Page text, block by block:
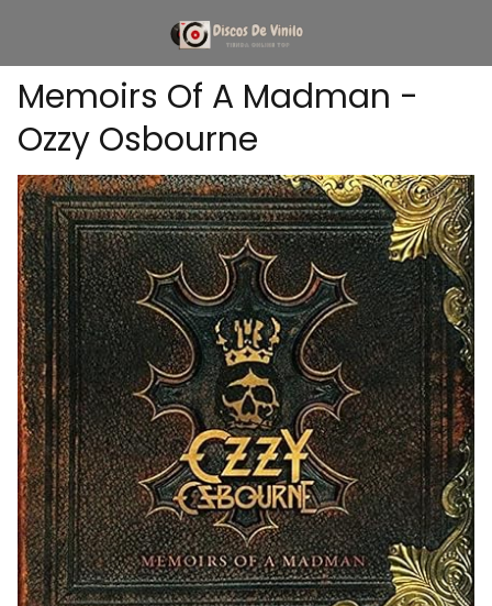
Memoirs Of A Madman -
Ozzy Osbourne